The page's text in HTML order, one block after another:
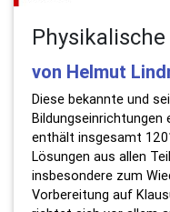
von Helmut
Diese bekannte und
Bildungseinrichtungen
enthält insgesamt
Lösungen aus allen
insbesondere zum
Vorbereitung auf